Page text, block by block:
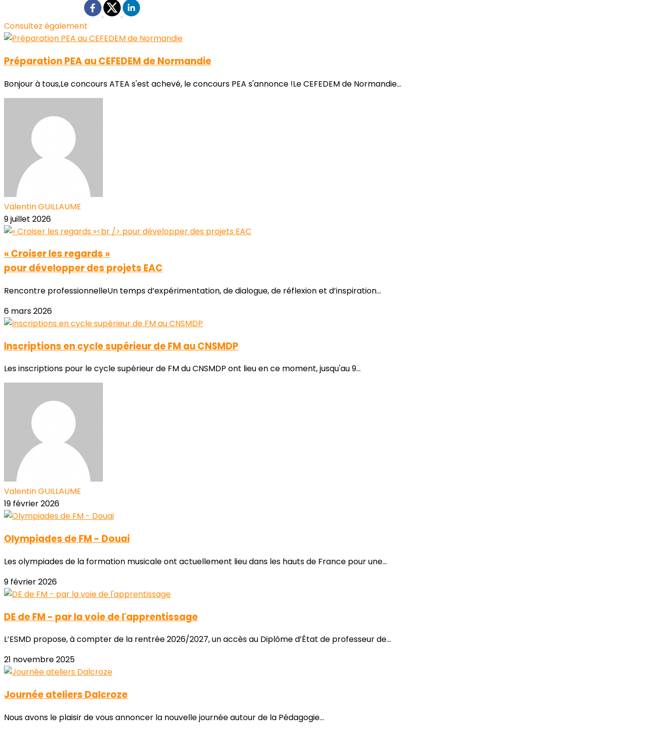
Consultez également
Préparation PEA au CEFEDEM de Normandie
Bonjour à tous,Le concours ATEA s'est achevé, le concours PEA s'annonce !Le CEFEDEM de Normandie...
Valentin GUILLAUME
9 juillet 2026
« Croiser les regards »
pour développer des projets EAC
Rencontre professionnelleUn temps d’expérimentation, de dialogue, de réflexion et d’inspiration...
6 mars 2026
Inscriptions en cycle supérieur de FM au CNSMDP
Les inscriptions pour le cycle supérieur de FM du CNSMDP ont lieu en ce moment, jusqu'au 9...
Valentin GUILLAUME
19 février 2026
Olympiades de FM - Douai
Les olympiades de la formation musicale ont actuellement lieu dans les hauts de France pour une...
9 février 2026
DE de FM - par la voie de l'apprentissage
L’ESMD propose, à compter de la rentrée 2026/2027, un accès au Diplôme d’État de professeur de...
21 novembre 2025
Journée ateliers Dalcroze
Nous avons le plaisir de vous annoncer la nouvelle journée autour de la Pédagogie...